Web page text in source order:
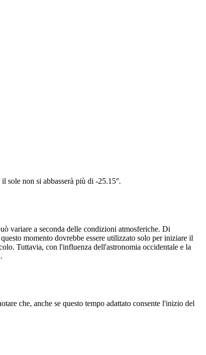
sole non si abbasserà più di -25.15°.
variare a seconda delle condizioni atmosferiche. Di
momento dovrebbe essere utilizzato solo per iniziare il
Tuttavia, con l'influenza dell'astronomia occidentale e la
che, anche se questo tempo adattato consente l'inizio del